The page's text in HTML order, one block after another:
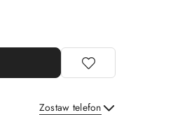
Zostaw telefon